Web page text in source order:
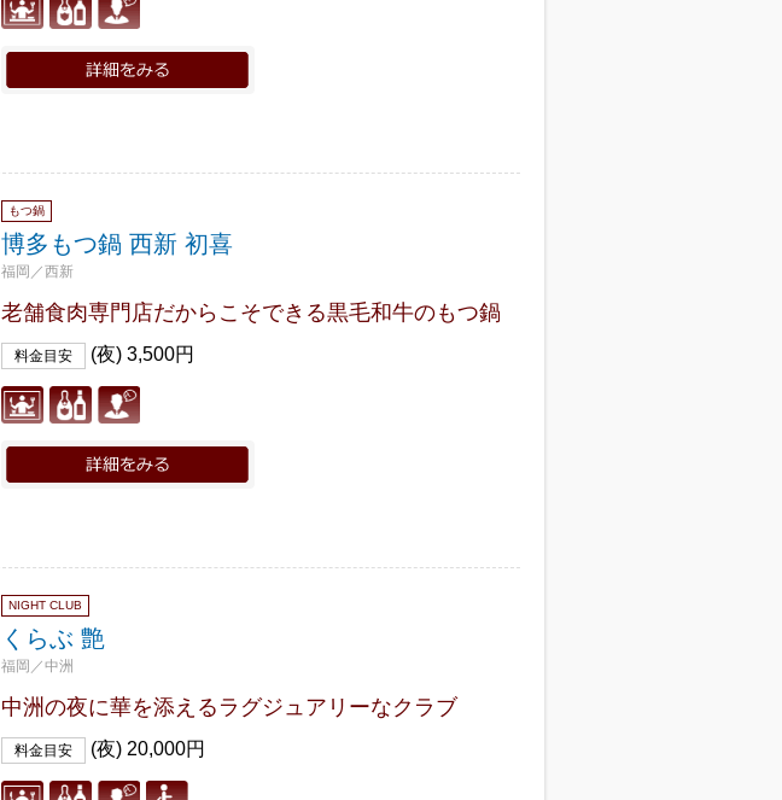
もつ鍋
博多もつ鍋 西新 初喜
福岡／西新
老舗食肉専門店だからこそできる黒毛和牛のもつ鍋
料金目安 (夜) 3,500円
NIGHT CLUB
くらぶ 艶
福岡／中洲
中洲の夜に華を添えるラグジュアリーなクラブ
料金目安 (夜) 20,000円